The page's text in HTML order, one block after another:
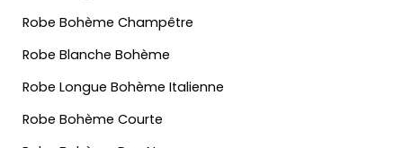
Robe Bohème Champêtre
Robe Blanche Bohème
Robe Longue Bohème Italienne
Robe Bohème Courte